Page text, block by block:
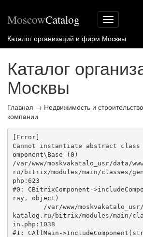
Меню
сайта
MoscowCatalog
Каталог организаций и фирм Москвы
Каталог
Москвы
Главная → Недвижимость и строительство
компании
[Error]
Cannot instantiate abstract
omponent\Base (0)
/var/www/moskvakatalo_usr/data/
ru/bitrix/modules/main/classes/
php:623
#0: CBitrixComponent-
ray, object)
katalog.ru/bitrix/modules/main/
in.php:1038
#1: CAllMain-